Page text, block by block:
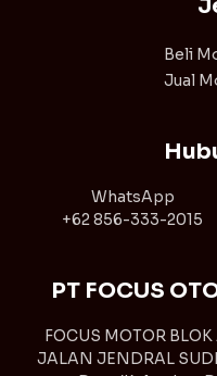
Beli
Jual
WhatsApp
+62 856-333-2015
PT FOCUS
FOCUS MOTOR
JALAN JENDRAL